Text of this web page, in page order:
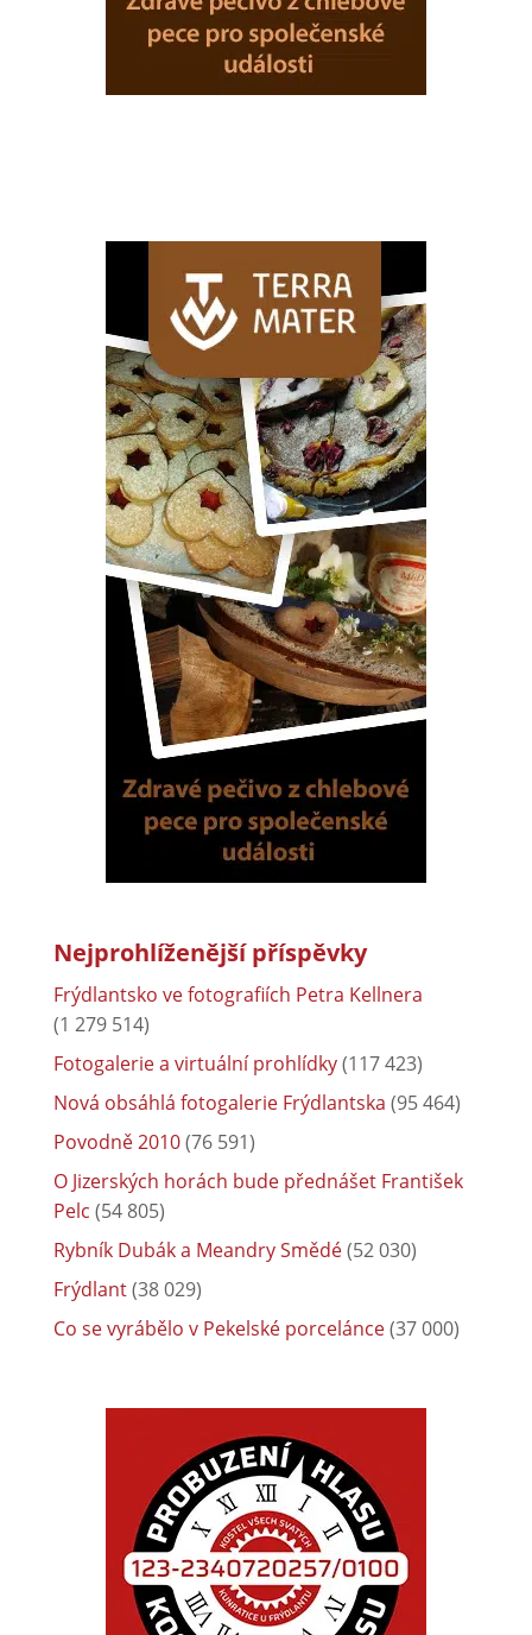
Nejprohlíženější příspěvky
Frýdlantsko ve fotografiích Petra Kellnera
(1 279 514)
Fotogalerie a virtuální prohlídky(117 423)
Nová obsáhlá fotogalerie Frýdlantska (95 464)
Povodně 2010(76 591)
O Jizerských horách bude přednášet František
Pelc (54 805)
Rybník Dubák a Meandry Smědé(52 030)
Frýdlant(38 029)
Co se vyrábělo v Pekelské porcelánce(37 000)